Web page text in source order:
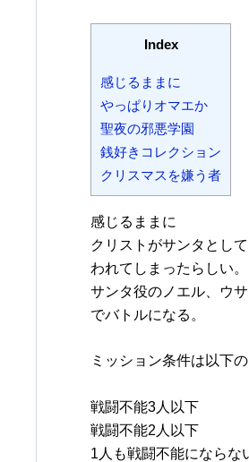
Index
感じるままに
やっぱりオマエか
聖夜の邪悪学園
銭好きコレクション
クリスマスを嫌う者
感じるままに
クリストがサンタとし
われてしまったらしい。
サンタ役のノエル、ウ
でバトルになる。
ミッション条件は以下の
戦闘不能3人以下
戦闘不能2人以下
1人も戦闘不能にならな